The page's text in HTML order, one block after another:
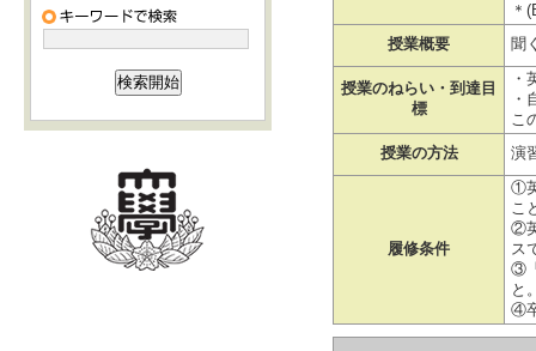
＊
授業概要
聞
授業のねらい・到達目
標
・
・
こ
授業の方法
演
履修条件
①
こ
②
ス
③
と
④